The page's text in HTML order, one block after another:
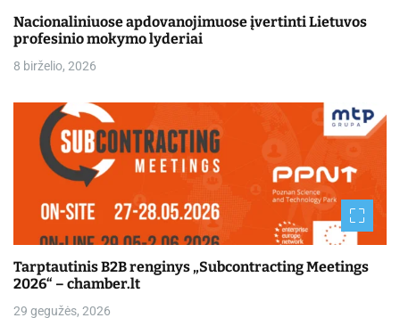
Nacionaliniuose apdovanojimuose įvertinti Lietuvos
profesinio mokymo lyderiai
8 birželio, 2026
Tarptautinis B2B renginys „Subcontracting Meetings
2026“ – chamber.lt
29 gegužės, 2026